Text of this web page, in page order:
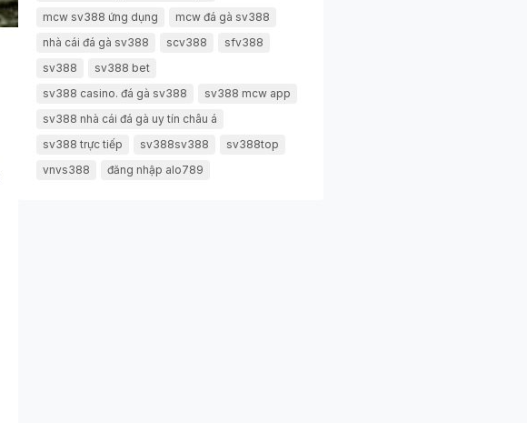
mcw sv388 ứng dụng
mcw đá gà sv388
nhà cái đá gà sv388
scv388
sfv388
sv388
sv388 bet
sv388 casino. đá gà sv388
sv388 mcw app
sv388 nhà cái đá gà uy tín châu á
sv388 trực tiếp
sv388sv388
sv388top
vnvs388
đăng nhập alo789